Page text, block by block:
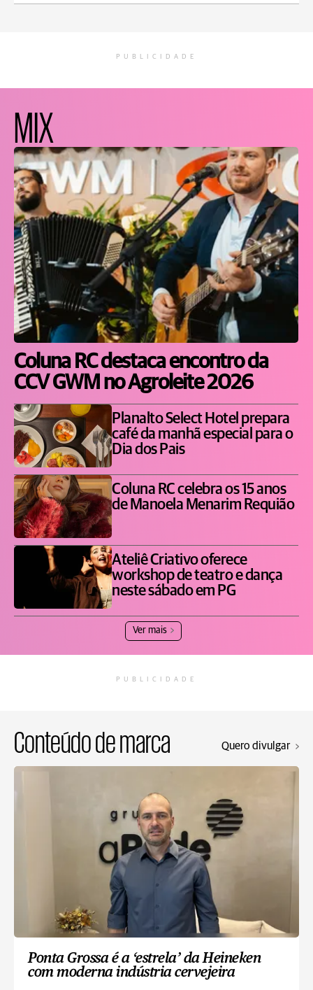
PUBLICIDADE
MIX
Coluna RC destaca encontro da
CCV GWM no Agroleite 2026
Planalto Select Hotel prepara
café da manhã especial para o
Dia dos Pais
Coluna RC celebra os 15 anos
de Manoela Menarim Requião
Ateliê Criativo oferece
workshop de teatro e dança
neste sábado em PG
Ver mais
PUBLICIDADE
Conteúdo de marca Quero divulgar
Ponta Grossa é a ‘estrela’ da Heineken
com moderna indústria cervejeira